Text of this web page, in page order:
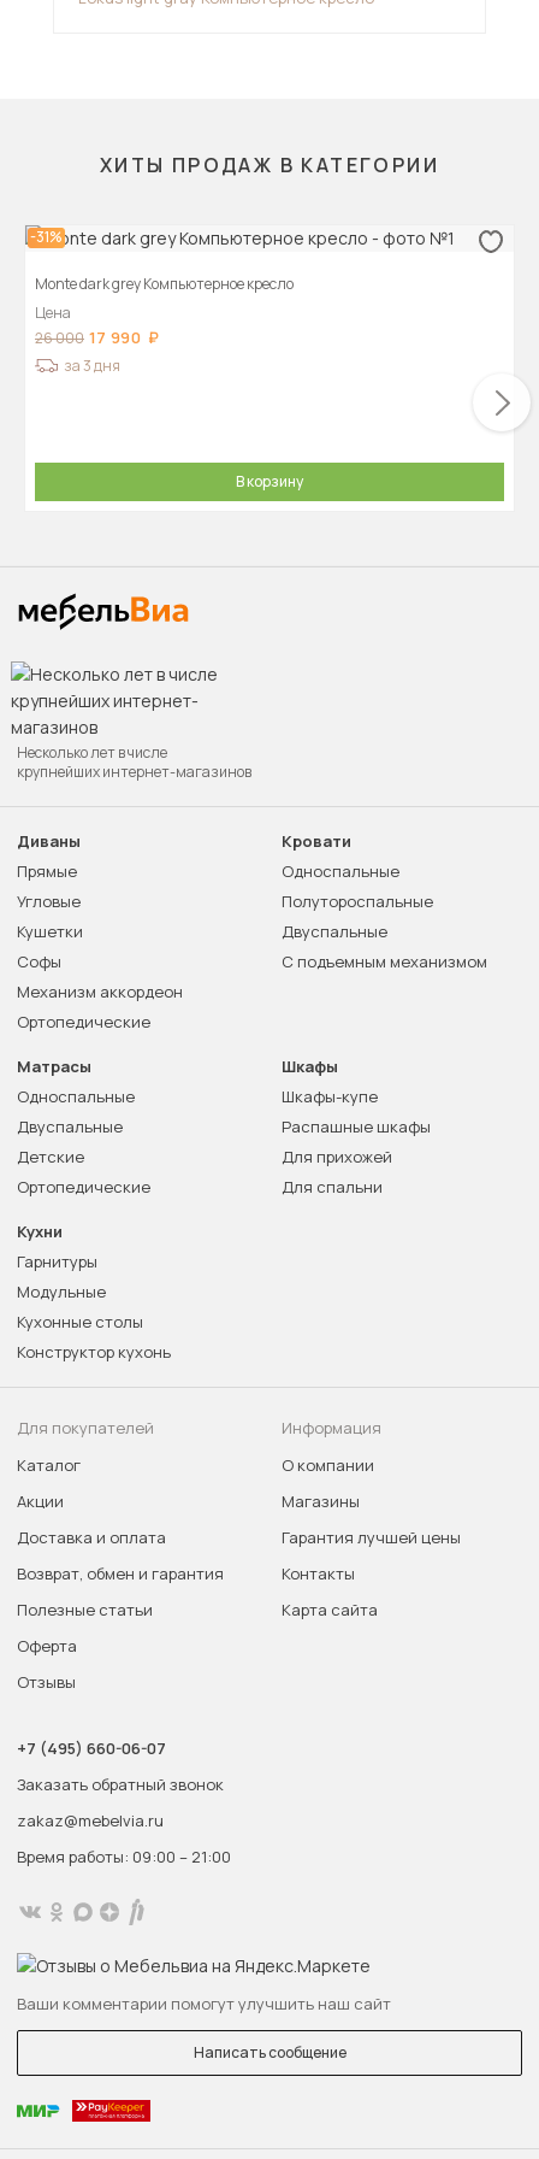
ХИТЫ ПРОДАЖ В КАТЕГОРИИ
-31%
Monte dark grey Компьютерное кресло
Цена
26 000 17 990
за 3 дня
В корзину
Несколько лет в числе
крупнейших интернет-магазинов
Диваны
Прямые
Угловые
Кушетки
Софы
Механизм аккордеон
Ортопедические
Кровати
Односпальные
Полутороспальные
Двуспальные
С подъемным механизмом
Матрасы
Односпальные
Двуспальные
Детские
Ортопедические
Шкафы
Шкафы-купе
Распашные шкафы
Для прихожей
Для спальни
Кухни
Гарнитуры
Модульные
Кухонные столы
Конструктор кухонь
Для покупателей
Каталог
Акции
Доставка и оплата
Возврат, обмен и гарантия
Полезные статьи
Оферта
Отзывы
Информация
О компании
Магазины
Гарантия лучшей цены
Контакты
Карта сайта
+7 (495) 660-06-07
Заказать обратный звонок
zakaz@mebelvia.ru
Время работы: 09:00 – 21:00
Ваши комментарии помогут улучшить наш сайт
Написать сообщение